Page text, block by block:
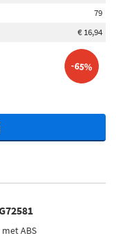
79
€ 16,94
-65%
ABS